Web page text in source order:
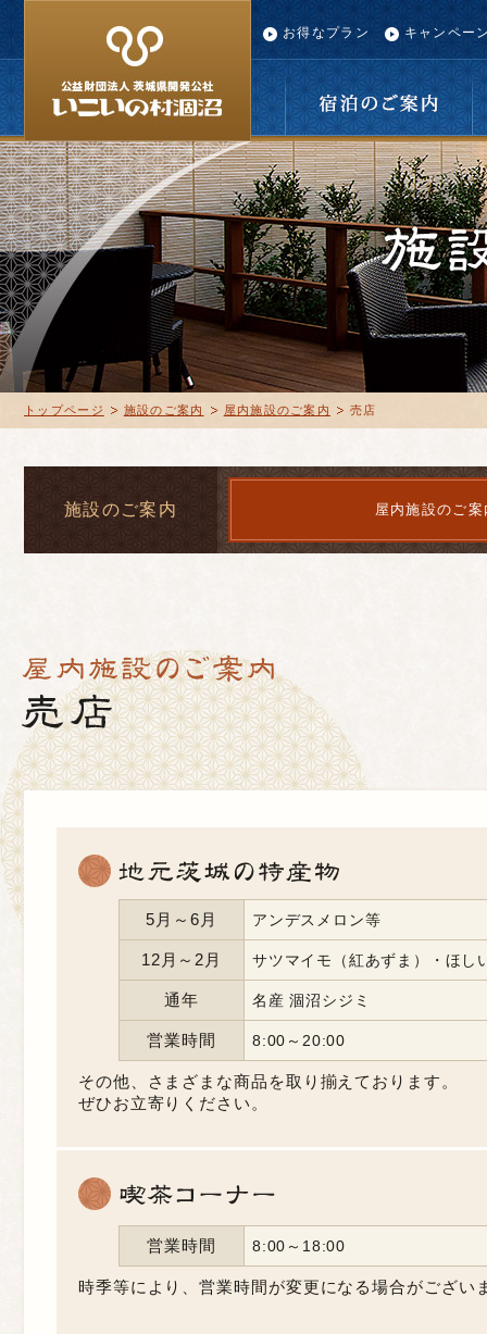
お得なプラン キャンペー
宿泊のご案内
トップページ 施設のご案内 屋内施設のご案内 売店
施設のご案内 屋内施設のご案
5月～6月 アンデスメロン等
12月～2月 サツマイモ（紅あずま）・ほし
通年 名産 涸沼シジミ
営業時間 8:00～20:00
その他、さまざまな商品を取り揃えております。
ぜひお立寄りください。
営業時間 8:00～18:00
時季等により、営業時間が変更になる場合がござい